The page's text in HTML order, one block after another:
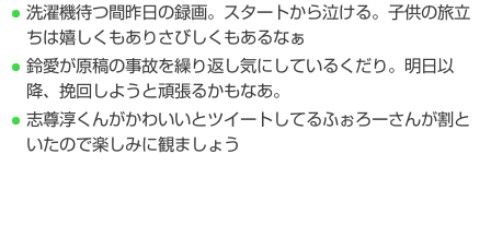
洗濯機待つ間昨日の録画。スタートから泣ける。子供の旅立
ちは嬉しくもありさびしくもあるなぁ
鈴愛が原稿の事故を繰り返し気にしているくだり。明日以
降、挽回しようと頑張るかもなあ。
志尊淳くんがかわいいとツイートしてるふぉろーさんが割と
いたので楽しみに観ましょう